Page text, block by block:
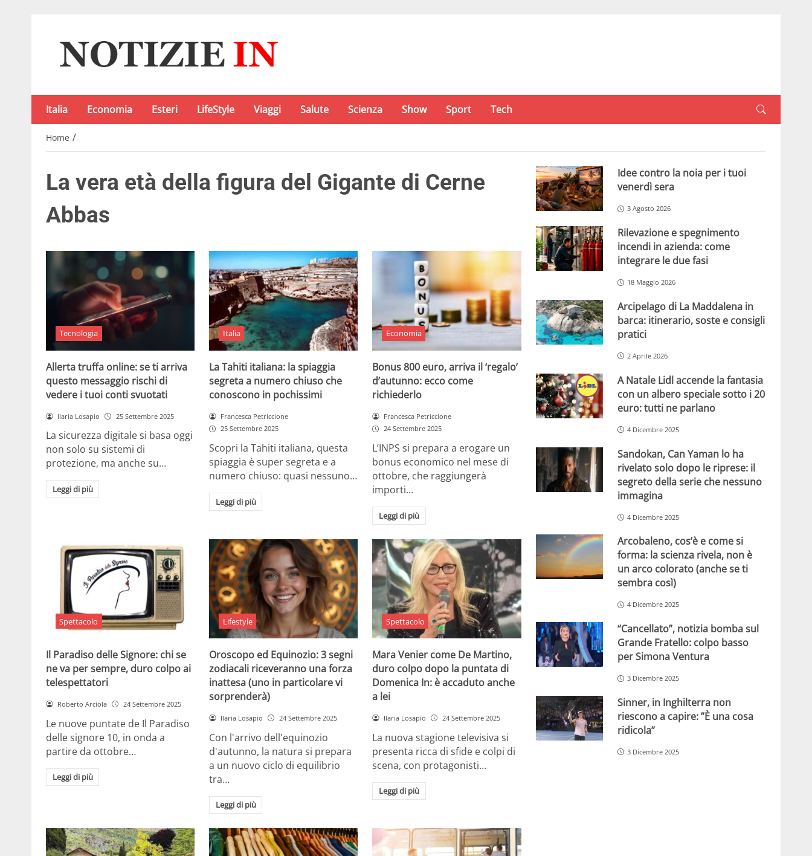
Italia Economia Esteri LifeStyle Viaggi Salute Scienza Show Sport Tech
Home /
La vera età della figura del Gigante di Cerne
Abbas
Tecnologia
Allerta truffa online: se ti arriva
questo messaggio rischi di
vedere i tuoi conti svuotati
Ilaria Losapio 25 Settembre 2025
La sicurezza digitale si basa oggi
non solo su sistemi di
protezione, ma anche su…
Leggi di più
Italia
La Tahiti italiana: la spiaggia
segreta a numero chiuso che
conoscono in pochissimi
Francesca Petriccione
25 Settembre 2025
Scopri la Tahiti italiana, questa
spiaggia è super segreta e a
numero chiuso: quasi nessuno…
Leggi di più
Economia
Bonus 800 euro, arriva il ‘regalo’
d’autunno: ecco come
richiederlo
Francesca Petriccione
24 Settembre 2025
L’INPS si prepara a erogare un
bonus economico nel mese di
ottobre, che raggiungerà
importi…
Leggi di più
Spettacolo
Il Paradiso delle Signore: chi se
ne va per sempre, duro colpo ai
telespettatori
Roberto Arciola 24 Settembre 2025
Le nuove puntate de Il Paradiso
delle signore 10, in onda a
partire da ottobre…
Leggi di più
Lifestyle
Oroscopo ed Equinozio: 3 segni
zodiacali riceveranno una forza
inattesa (uno in particolare vi
sorprenderà)
Ilaria Losapio 24 Settembre 2025
Con l'arrivo dell'equinozio
d'autunno, la natura si prepara
a un nuovo ciclo di equilibrio
tra…
Leggi di più
Spettacolo
Mara Venier come De Martino,
duro colpo dopo la puntata di
Domenica In: è accaduto anche
a lei
Ilaria Losapio 24 Settembre 2025
La nuova stagione televisiva si
presenta ricca di sfide e colpi di
scena, con protagonisti…
Leggi di più
Idee contro la noia per i tuoi
venerdì sera
3 Agosto 2026
Rilevazione e spegnimento
incendi in azienda: come
integrare le due fasi
18 Maggio 2026
Arcipelago di La Maddalena in
barca: itinerario, soste e consigli
pratici
2 Aprile 2026
A Natale Lidl accende la fantasia
con un albero speciale sotto i 20
euro: tutti ne parlano
4 Dicembre 2025
Sandokan, Can Yaman lo ha
rivelato solo dopo le riprese: il
segreto della serie che nessuno
immagina
4 Dicembre 2025
Arcobaleno, cos’è e come si
forma: la scienza rivela, non è
un arco colorato (anche se ti
sembra così)
4 Dicembre 2025
“Cancellato”, notizia bomba sul
Grande Fratello: colpo basso
per Simona Ventura
3 Dicembre 2025
Sinner, in Inghilterra non
riescono a capire: ”È una cosa
ridicola”
3 Dicembre 2025